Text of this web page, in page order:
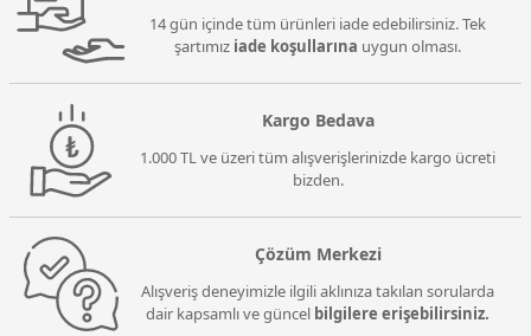
14 gün içinde tüm ürünleri iade edebilirsiniz. Tek
şartımız iade koşullarına uygun olması.
Kargo Bedava
1.000 TL ve üzeri tüm alışverişlerinizde kargo ücreti
bizden.
Çözüm Merkezi
Alışveriş deneyimizle ilgili aklınıza takılan sorularda
dair kapsamlı ve güncel bilgilere erişebilirsiniz.